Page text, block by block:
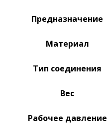
Предназначение
Материал
Тип соединения
Вес
Рабочее давление